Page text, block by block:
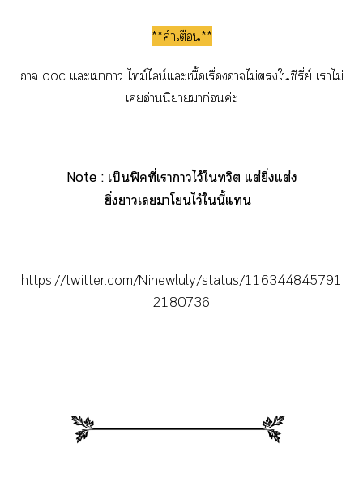
**คำเตือน**
า ooc แะเาา ไม์ไลน์แะเนื้อเรื่องาไม่ใซีรี่ย์ เาไม่
เอ่านนิยายมาก่อนค่ะ
Note : เป็นฟิคที่เาาไว้ใทวิต แต่ยิ่งแต่ง
ยิ่งาเาโไว้ในี้แ
https://twitter.com/Ninewluly/status/116344845791
2180736